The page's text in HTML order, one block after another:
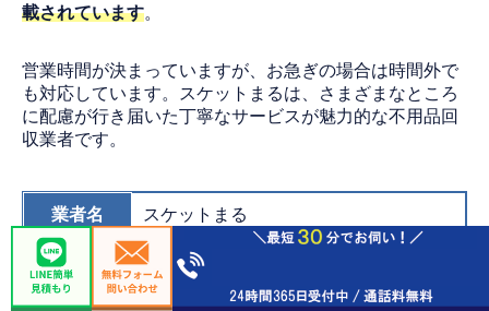
載されています。
営業時間が決まっていますが、お急ぎの場合は時間外で
も対応しています。スケットまるは、さまざまなところ
に配慮が行き届いた丁寧なサービスが魅力的な不用品回
収業者です。
業者名 スケットまる
料金 8,000円～
9:00-20:00/年中無休